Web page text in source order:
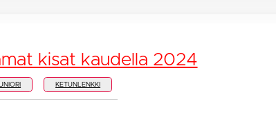
kisat kaudella 2024
KETUNLENKKI